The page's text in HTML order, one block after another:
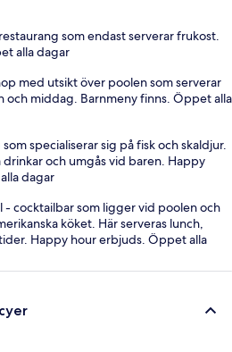
som endast serverar frukost.
alla dagar
med utsikt över poolen som serverar
och middag. Barnmeny finns. Öppet alla
specialiserar sig på fisk och skaldjur.
drinkar och umgås vid baren. Happy
dagar
- cocktailbar som ligger vid poolen och
köket. Här serveras lunch,
Happy hour erbjuds. Öppet alla